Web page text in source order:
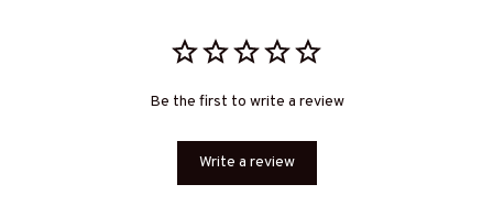
Be the first to write a review
Write a review